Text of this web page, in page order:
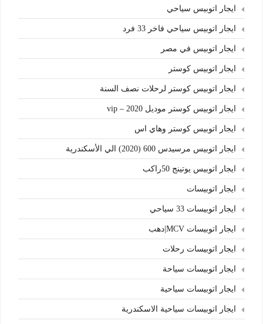
ايجار اتوبيس سياحي
ايجار اتوبيس سياحي فاخر 33 فرد
ايجار اتوبيس في مصر
ايجار اتوبيس كوستر
ايجار اتوبيس كوستر لرحلات نصف السنة
ايجار اتوبيس كوستر موديل 2020 – vip
ايجار اتوبيس كوستر وهاي اس
ايجار اتوبيس مرسيدس 600 (2020) الي الأسكندرية
ايجار اتوبيس يوتينج 50راكب
ايجار اتوبيسات
ايجار اتوبيسات 33 سياحي
ايجار اتوبيسات MCV|دهب
ايجار اتوبيسات رحلات
ايجار اتوبيسات سياحة
ايجار اتوبيسات سياحية
ايجار اتوبيسات سياحية الاسكندرية